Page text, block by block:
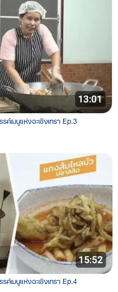
เมนูแห่งฉะเชิงเทรา Ep.3
เมนูแห่งฉะเชิงเทรา Ep.4